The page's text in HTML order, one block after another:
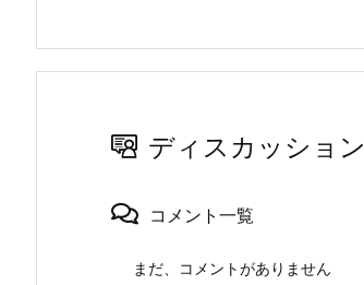
ディスカッション
コメント一覧
まだ、コメントがありません